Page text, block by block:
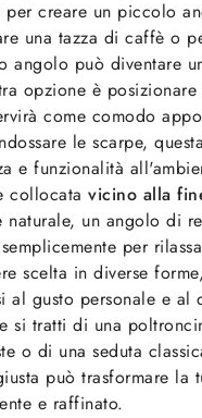
per creare un piccolo
una tazza di caffè o
angolo può diventare
opzione è
come comodo
le scarpe,
e funzionalità
collocata vicino alla
un angolo di
per
scelta in diverse
al gusto personale e al
si tratti di una
o di una seduta
può trasformare la
e raffinato.